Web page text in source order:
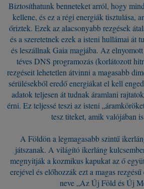
Biztosíthatunk benneteket arról, hogy
kellene, és ez a régi energiák tisztulása,
őriztek. Ezek az alacsonyabb rezgések
és a szeretetnek ezek a isteni hullámai át
és leszállnak Gaia magjába. Az
téves DNS programozás (korlátozott
rezgéseit lehetetlen átvinni a magasabb
sérülésekből eredő energiákat el kell
adatok teljesen át tudnak áramlani
érni. Ez teljessé teszi az isteni
tesz titeket, amik valójában
A Földön a legmagasabb szintű
játszanak. A világító ikerláng
megnyitják a kozmikus kapukat az ő
erejével és előhozzák ezt a magas
neve „Az Új Föld és Új